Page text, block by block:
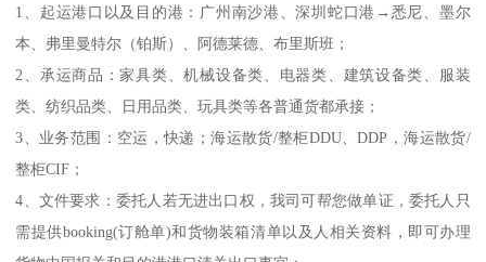
1、起运港口以及目的港：广州南沙港、深圳蛇口港→悉尼、墨尔
本、弗里曼特尔（铂斯）、阿德莱德、布里斯班；
2、承运商品：家具类、机械设备类、电器类、建筑设备类、服装
类、纺织品类、日用品类、玩具类等各普通货都承接；
3、业务范围：空运，快递；海运散货/整柜DDU、DDP，海运散货/
整柜CIF；
4、文件要求：委托人若无进出口权，我司可帮您做单证，委托人只
需提供booking(订舱单)和货物装箱清单以及人相关资料，即可办理